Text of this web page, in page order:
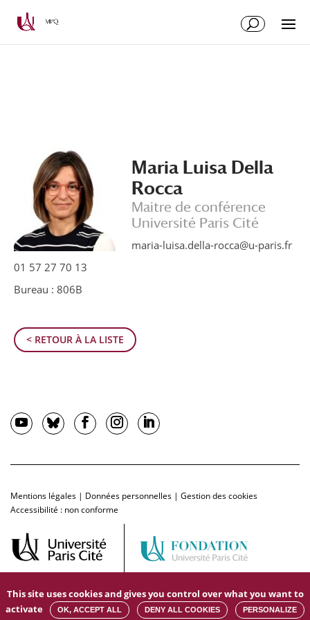
< RETOUR À LA LISTE
Maria Luisa Della
Rocca
Maitre de conférence
Université Paris Cité
maria-luisa.della-rocca@u-paris.fr
01 57 27 70 13
Bureau : 806B
Mentions légales | Données personnelles | Gestion des cookies
Accessibilité : non conforme
This site uses cookies and gives you control over what you want to
activate
OK, ACCEPT ALL DENY ALL COOKIES PERSONALIZE